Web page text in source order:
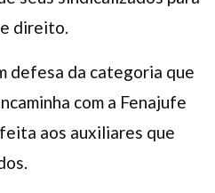
direito.
defesa da categoria que
com a Fenajufe
aos auxiliares que